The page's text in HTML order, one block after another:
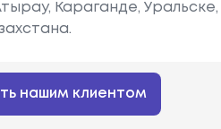
Караганде,
нашим клиентом